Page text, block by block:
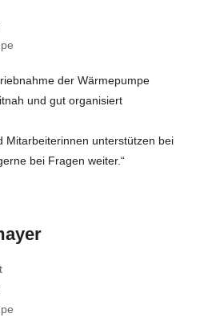
der Wärmepumpe
und gut organisiert
Mitarbeiterinnen unterstützen bei
bei Fragen weiter.“